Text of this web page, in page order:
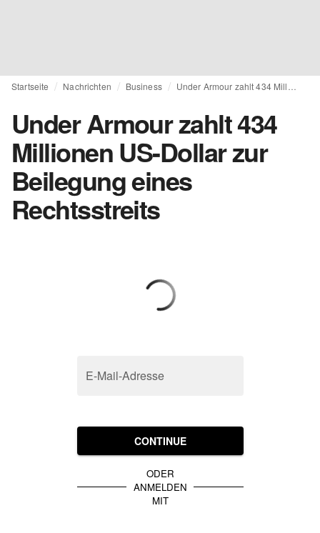
Startseite Nachrichten Business
Under Armour zahlt 434
Millionen US-Dollar zur
Beilegung eines
Rechtsstreits
E-Mail-Adresse
CONTINUE
ODER
ANMELDEN
MIT